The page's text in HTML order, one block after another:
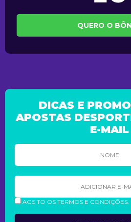
QUERO O
DICAS E
APOSTAS
E-MAIL
ACEITO OS TERMOS E CONDIÇÕES.